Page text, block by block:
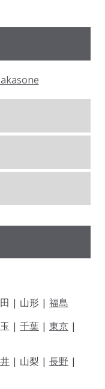
| 山形 | 福島
| 千葉 | 東京 |
| 山梨 | 長野 |